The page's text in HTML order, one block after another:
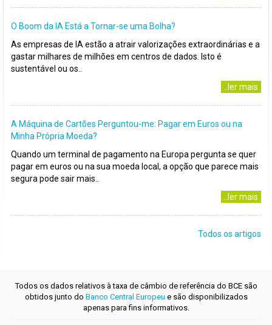
O Boom da IA Está a Tornar-se uma Bolha?
As empresas de IA estão a atrair valorizações extraordinárias e a
gastar milhares de milhões em centros de dados. Isto é
sustentável ou os..
..ler mais
A Máquina de Cartões Perguntou-me: Pagar em Euros ou na
Minha Própria Moeda?
Quando um terminal de pagamento na Europa pergunta se quer
pagar em euros ou na sua moeda local, a opção que parece mais
segura pode sair mais..
..ler mais
Todos os artigos
Todos os dados relativos à taxa de câmbio de referência do BCE são
obtidos junto do Banco Central Europeu e são disponibilizados
apenas para fins informativos.